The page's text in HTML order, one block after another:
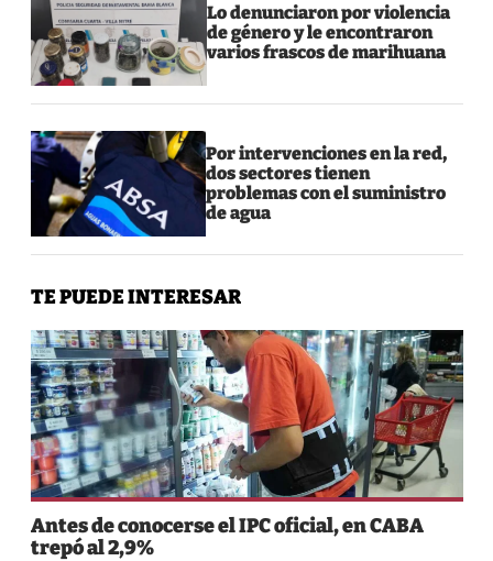
Lo denunciaron por violencia
de género y le encontraron
varios frascos de marihuana
Por intervenciones en la red,
dos sectores tienen
problemas con el suministro
de agua
TE PUEDE INTERESAR
Antes de conocerse el IPC oficial, en CABA
trepó al 2,9%